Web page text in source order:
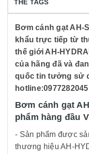
THẺ TAGS
Bơm cánh gạt AH-
khẩu trực tiếp từ
thế giới AH-
của hãng đã và
quốc tin tưởng sử
Bơm cánh gạt
phẩm hàng đầu
- Sản phẩm được
thương hiệu AH-